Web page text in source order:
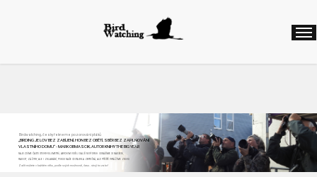
Birdwatching, česky řekneme pozorování ptáků
„BIRDING JE LOV BEZ ZABÍJENÍ, HON BEZ OBĚTÍ, SBĚR BEZ ZAPLŇOVÁNÍ
VLASTNÍHO DOMU“ - MARK OBMASCIK, AUTOR KNIHY THE BIG YEAR
NAJEZDÍME ČASTO STOVKY KILOMETRŮ, ABYCHOM VIDĚLI DALŠÍ NOVÝ DRUH. ODNÁŠÍME SI NADŠENÍ,
RADOST, ZÁŽITKY, ALE I ZKLAMÁNÍ, POKUD NAŠE CESTA BYLA ZBYTEČNÁ, ALE PŘÍŠTĚ VYRÁŽÍME ZNOVU
Začít můžete v každém věku, podle svých možností, času...stojí to za to!